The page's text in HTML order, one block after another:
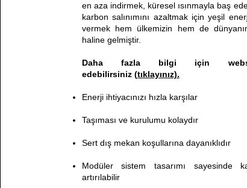
en aza indirmek, küresel ısınmayla baş
karbon salınımını azaltmak için yeşil
vermek hem ülkemizin hem de
haline gelmiştir.
Daha fazla bilgi için
edebilirsiniz (tıklayınız).
Enerji ihtiyacınızı hızla karşılar
Taşıması ve kurulumu kolaydır
Sert dış mekan koşullarına dayanıklıdır
Modüler sistem tasarımı sayesinde
artırılabilir